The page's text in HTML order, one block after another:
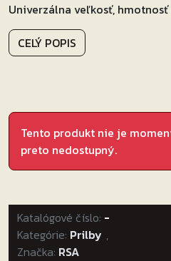
Univerzálna veľkosť, hmotnosť
CELÝ POPIS
Tento produkt nie je
preto nedostupný.
Katalógové číslo: -
Kategórie: Prilby ,
Značka: RSA